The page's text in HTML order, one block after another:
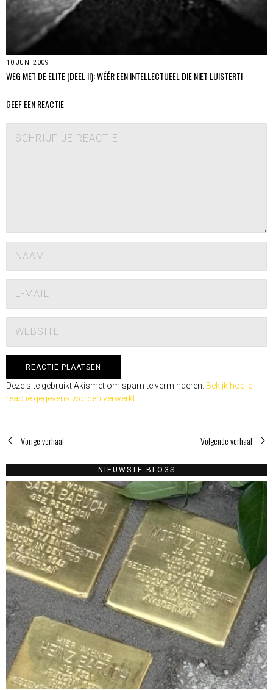
10 JUNI 2009
WEG MET DE ELITE (DEEL II): WÉÉR EEN INTELLECTUEEL DIE NIET LUISTERT!
GEEF EEN REACTIE
Deze site gebruikt Akismet om spam te verminderen. Bekijk hoe je
reactie gegevens worden verwerkt
Vorige verhaal Volgende verhaal
NIEUWSTE BLOGS